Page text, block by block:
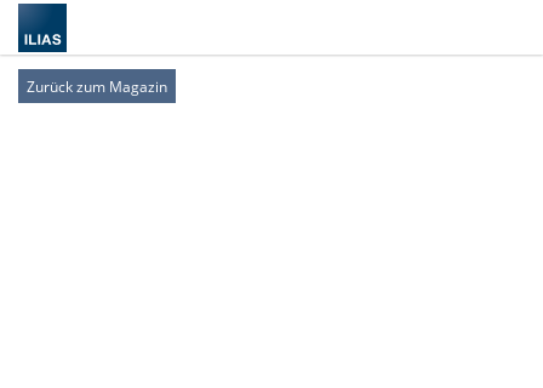
Zurück zum Magazin